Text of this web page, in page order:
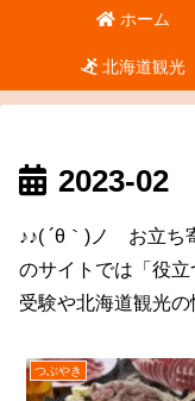
ホーム
北海道観光
2023-02
♪♪( ´θ｀)ノ お立ち
のサイトでは「役
受験や北海道観光の
つぶやき